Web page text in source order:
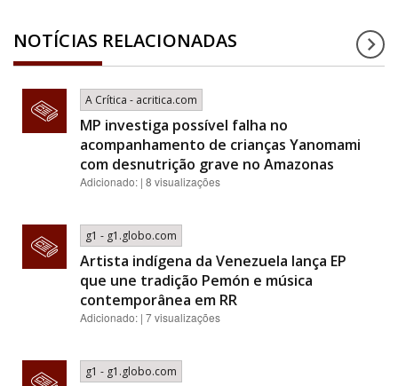
NOTÍCIAS RELACIONADAS
A Crítica - acritica.com
MP investiga possível falha no
acompanhamento de crianças Yanomami
com desnutrição grave no Amazonas
Adicionado: | 8 visualizações
g1 - g1.globo.com
Artista indígena da Venezuela lança EP
que une tradição Pemón e música
contemporânea em RR
Adicionado: | 7 visualizações
g1 - g1.globo.com